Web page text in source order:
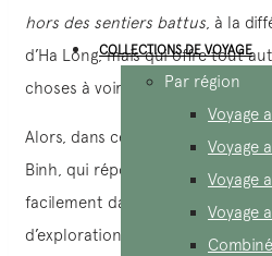
COLLECTIONS DE VOYAGE
Par région
Voyage
Voyage
Voyage
Voyage
hors des sentiers battus , à la
d’Ha Long, mais qui offre tout
choses à voir et à faire.
Alors, dans cet article, nous vous
Binh, qui répond à toutes ces
facilement dans un itinéraire plus
d’exploration du Nord Vietnam.